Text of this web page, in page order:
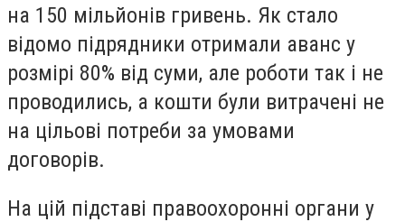
на 150 мільйонів гривень. Як стало
відомо підрядники отримали аванс у
розмірі 80% від суми, але роботи так і не
проводились, а кошти були витрачені не
на цільові потреби за умовами
договорів.
На цій підставі правоохоронні органи у